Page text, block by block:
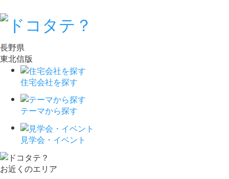
長野県
東北信版
住宅会社を探す
テーマから探す
見学会・イベント
お近くのエリア